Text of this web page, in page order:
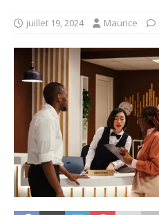
juillet 19, 2024 Maurice